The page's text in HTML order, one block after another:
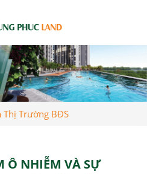
Thị Trường BĐS
Ô NHIỄM VÀ SỰ